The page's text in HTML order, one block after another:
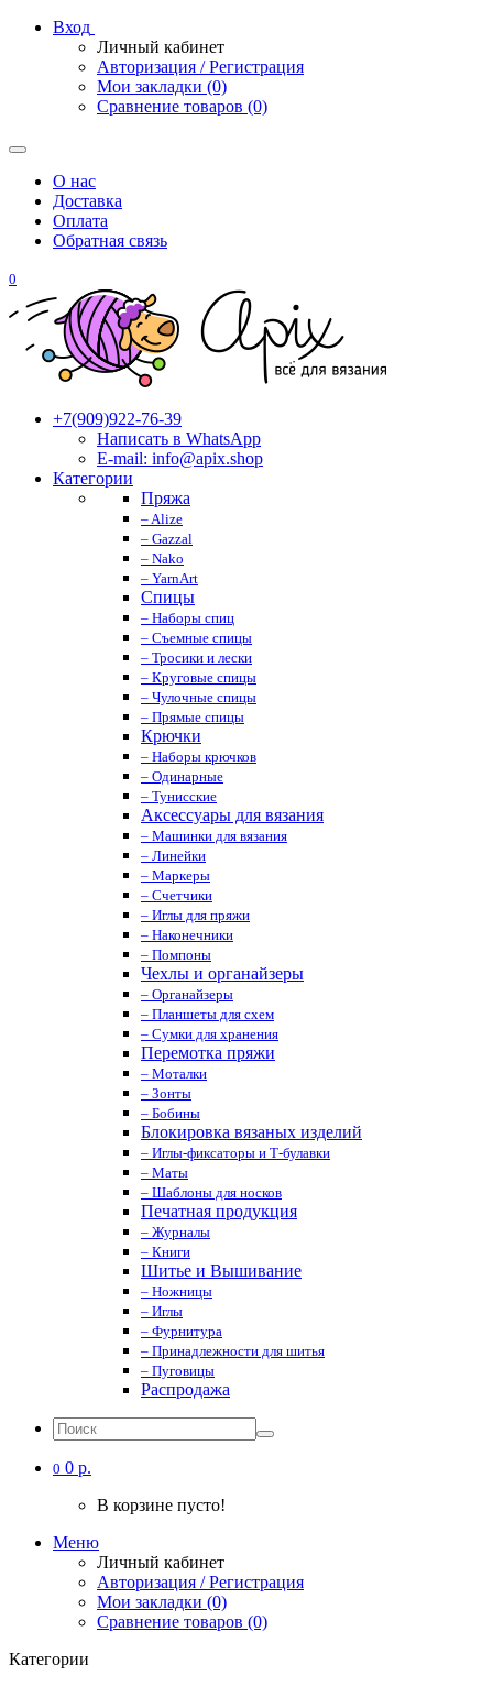
Вход
Личный кабинет
Авторизация / Регистрация
Мои закладки (0)
Сравнение товаров (0)
О нас
Доставка
Оплата
Обратная связь
0
+7(909)922-76-39
Написать в WhatsApp
E-mail: info@apix.shop
Категории
Пряжа
– Alize
– Gazzal
– Nako
– YarnArt
Спицы
– Наборы спиц
– Съемные спицы
– Тросики и лески
– Круговые спицы
– Чулочные спицы
– Прямые спицы
Крючки
– Наборы крючков
– Одинарные
– Тунисские
Аксессуары для вязания
– Машинки для вязания
– Линейки
– Маркеры
– Счетчики
– Иглы для пряжи
– Наконечники
– Помпоны
Чехлы и органайзеры
– Органайзеры
– Планшеты для схем
– Сумки для хранения
Перемотка пряжи
– Моталки
– Зонты
– Бобины
Блокировка вязаных изделий
– Иглы-фиксаторы и Т-булавки
– Маты
– Шаблоны для носков
Печатная продукция
– Журналы
– Книги
Шитье и Вышивание
– Ножницы
– Иглы
– Фурнитура
– Принадлежности для шитья
– Пуговицы
Распродажа
0 0 р.
В корзине пусто!
Меню
Личный кабинет
Авторизация / Регистрация
Мои закладки (0)
Сравнение товаров (0)
Категории